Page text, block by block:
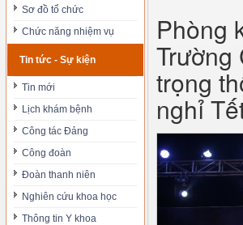
Sơ đồ tổ chức
Chức năng nhiệm vụ
Tin tức - Sự kiện
Tin mới
Lịch khám bệnh
Công tác Đảng
Công đoàn
Đoàn thanh niên
Nghiên cứu khoa học
Thông tin Y khoa
Phòng
Trường
trọng
nghỉ